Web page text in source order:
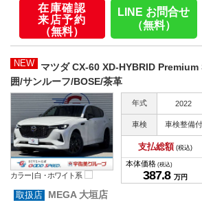
在庫確認
来店予約
（無料）
LINE お問合せ
（無料）
NEW
マツダ CX-60 XD-HYBRID
囲/サンルーフ/BOSE/茶革
カラー | 白・ホワイト系
年式 2022
車検 車検整備付
支払総額 (税込)
本体価格 (税込)
387.8 万円
MEGA 大垣店